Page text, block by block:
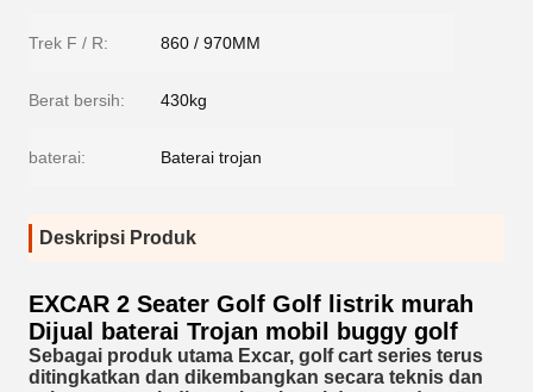
Trek F / R: 860 / 970MM
Berat bersih: 430kg
baterai: Baterai trojan
Deskripsi Produk
EXCAR 2 Seater Golf Golf listrik murah
Dijual baterai Trojan mobil buggy golf
Sebagai produk utama Excar, golf cart series terus
ditingkatkan dan dikembangkan secara teknis dan